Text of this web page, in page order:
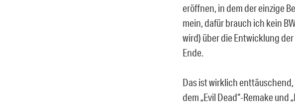
eröffnen, in dem der einzige
mein, dafür brauch ich kein
wird) über die Entwicklung
Ende.
Das ist wirklich
dem „Evil Dead“-Remake und